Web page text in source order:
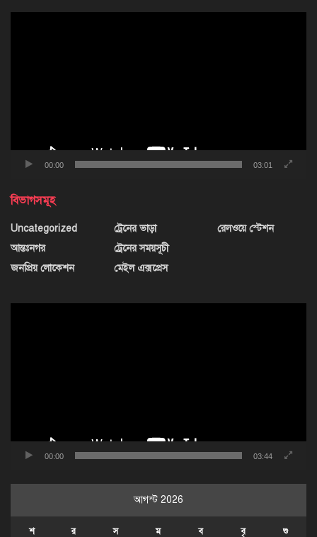
00:00 03:01
বিভাগসমূহ
Uncategorized
আন্তঃনগর
জনপ্রিয় লোকেশন
ট্রেনের ভাড়া
ট্রেনের সময়সূচী
মেইল এক্সপ্রেস
রেলওয়ে স্টেশন
00:00 03:44
আগস্ট 2026
শ র স ম ব বৃ শু